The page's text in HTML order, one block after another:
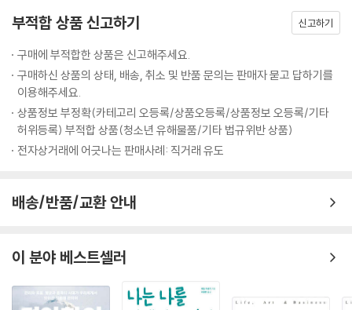
이다. WEIRD는 관계와 사회적 역할보다는 자기 자신, 다시 말해 자신의
특성, 성취, 열망에 초점을 맞춘다. WEIRD는 어떤 상황에서든 ‘자기 자
신’이고자 하며 다른 사람의 일관되지 못한 모습을 유연함이 아니라 위선
으로 여긴다. 이것은 인식, 기억, 관심, 추론, 동기부여, 의사결정, 도덕적
판단 등 저자가 언급한 심리학이라는 영역의 몇 가지 사례일 뿐이다.
인류학자 클리퍼드 기어츠는 말했다. “서구 사회가 가지고 있는 개인 개념
은 사람을 다른 이들과 자신을 구분하고, 독특하며, 어느 정도 통합된 동기
를 구성하는 하나의 인지적 우주로서 파악한다. 이것은 우리에게는 결코
었는지를 이해하면, ‘서구의 부상’이라는 또 다른 커다란 수수께끼에 대한
어놓는다.
읽는 내내 흥분을 감출 수 없는 기념비적인 저서다. 현대 서구 사회가 누리
는 번영이 유럽 계몽주의보다 수백 년 앞서 우연히 만들어진 이상한 사고
방식 때문이라는 저자의 주장은 놀라울 뿐이다. 이 주장이 믿기지 않는다
면 이 시대 최고의 사상가인 저자가 제시하는 수많은 증거를 마주할 준비
를 하시라.
은 재러드 다이아몬드의 《총 균 쇠》의 내용을 뛰어넘는다.
부적합 상품 신고하기 신고하기
구매에 부적합한 상품은 신고해주세요.
구매하신 상품의 상태, 배송, 취소 및 반품 문의는 판매자 묻고 답하기를
이용해주세요.
상품정보 부정확(카테고리 오등록/상품오등록/상품정보 오등록/기타
허위등록) 부적합 상품(청소년 유해물품/기타 법규위반 상품)
전자상거래에 어긋나는 판매사례: 직거래 유도
배송/반품/교환 안내
이 분야 베스트셀러